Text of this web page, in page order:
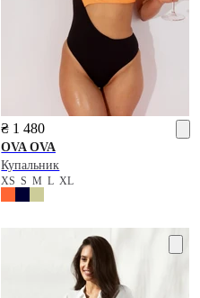
₴ 1 480
OVA OVA
Купальник
XSSMLXL